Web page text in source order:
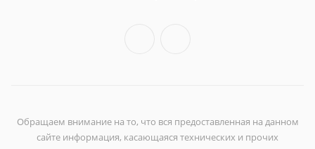
Обращаем внимание на то, что вся предоставленная на данном
сайте информация, касающаяся технических и прочих